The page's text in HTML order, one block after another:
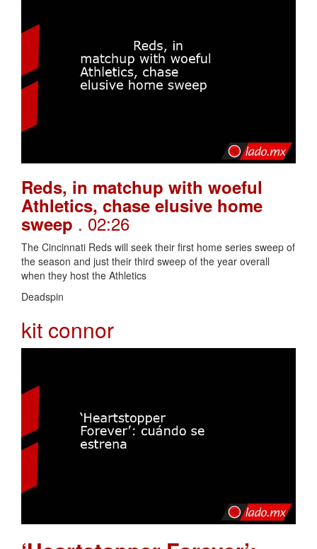
Reds, in matchup with woeful
Athletics, chase elusive home
sweep . 02:26
The Cincinnati Reds will seek their first home series sweep of
the season and just their third sweep of the year overall
when they host the Athletics
Deadspin
kit connor